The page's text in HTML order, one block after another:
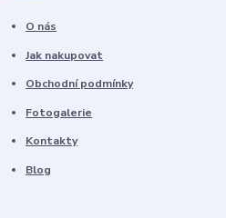
O nás
Jak nakupovat
Obchodní podmínky
Fotogalerie
Kontakty
Blog